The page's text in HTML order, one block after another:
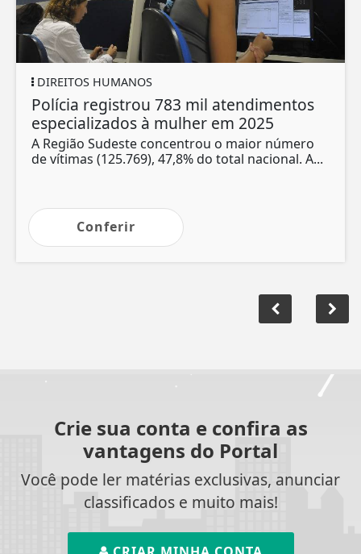
DIREITOS HUMANOS
Polícia registrou 783 mil atendimentos
especializados à mulher em 2025
A Região Sudeste concentrou o maior número
de vítimas (125.769), 47,8% do total nacional. A...
Conferir
Crie sua conta e confira as
vantagens do Portal
Você pode ler matérias exclusivas, anunciar
classificados e muito mais!